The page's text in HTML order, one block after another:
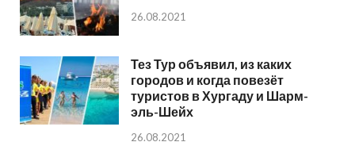
26.08.2021
Тез Тур объявил, из каких
городов и когда повезёт
туристов в Хургаду и Шарм-
эль-Шейх
26.08.2021